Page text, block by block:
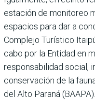
estación de monitoreo
espacios para dar a
Complejo Turístico
cabo por la Entidad en
responsabilidad social,
conservación de la
del Alto Paraná (BAAPA).